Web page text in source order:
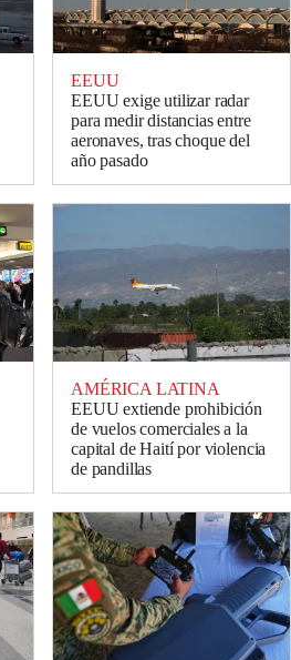
EEUU
EEUU exige utilizar radar
para medir distancias entre
aeronaves, tras choque del
año pasado
AMÉRICA LATINA
EEUU extiende prohibición
de vuelos comerciales a la
capital de Haití por violencia
de pandillas